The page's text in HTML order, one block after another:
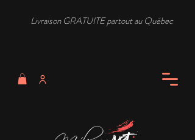
Livraison GRATUITE partout au Québec